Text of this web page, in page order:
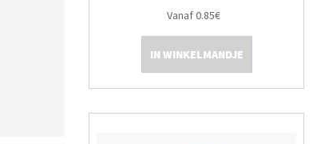
Vanaf 0.85€
IN WINKELMANDJE